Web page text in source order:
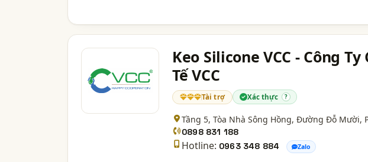
Keo Silicone VCC - Công
Tế VCC
Tài trợ Xác thực ?
Tầng 5, Tòa Nhà Sông Hồng, Đường Đỗ Mười,
0898 831 188
Hotline: 0963 348 884 Zalo